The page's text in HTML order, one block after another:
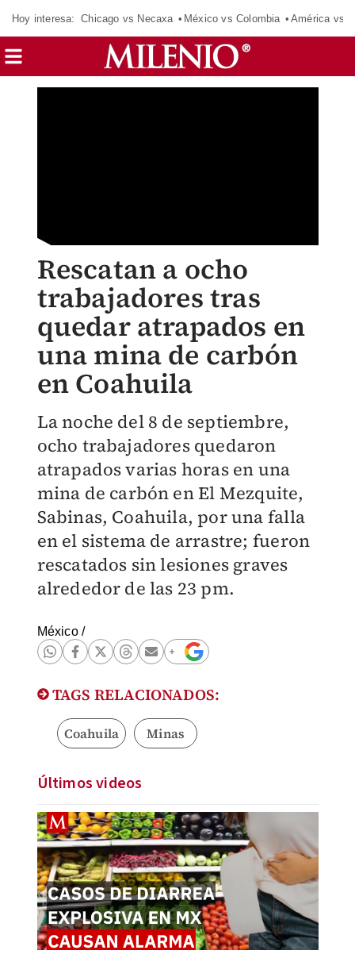
Hoy interesa: Chicago vs Necaxa México vs Colombia América vs
Rescatan a ocho
trabajadores tras
quedar atrapados en
una mina de carbón
en Coahuila
La noche del 8 de septiembre,
ocho trabajadores quedaron
atrapados varias horas en una
mina de carbón en El Mezquite,
Sabinas, Coahuila, por una falla
en el sistema de arrastre; fueron
rescatados sin lesiones graves
alrededor de las 23 pm.
México/
TAGS RELACIONADOS:
Coahuila Minas
Últimos videos